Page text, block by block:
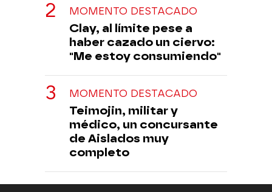
MOMENTO DESTACADO
Clay, al límite pese a
haber cazado un ciervo:
"Me estoy consumiendo"
MOMENTO DESTACADO
Teimojin, militar y
médico, un concursante
de Aislados muy
completo